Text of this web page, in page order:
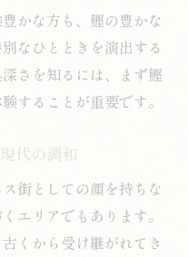
と和食の贅沢
能する和食の魅力
やしの食事時間
しむ鰹と和食の調和
味を知る体験
と鰹の格別な味わい
かな方も、鰹の豊かな
なひとときを演出する
さを知るには、まず鰹
することが重要です。
代の調和
街としての顔を持ちな
エリアでもあります。
くから受け継がれてき